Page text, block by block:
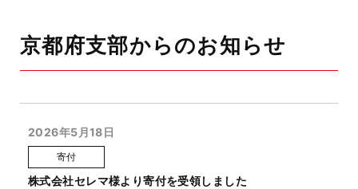
京都府支部からのお知らせ
2026年5月18日
寄付
株式会社セレマ様より寄付を受領しました